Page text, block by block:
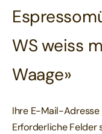
WS weiss
Waage»
Ihre E-Mail-
Erforderliche Felder